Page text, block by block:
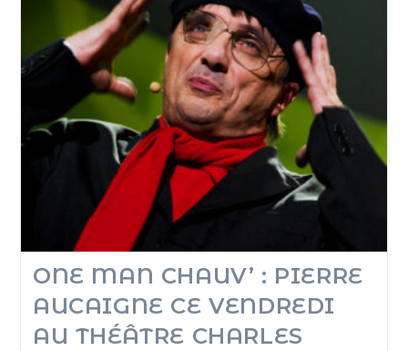
ONE MAN CHAUV’ : PIERRE
AUCAIGNE CE VENDREDI
AU THÉÂTRE CHARLES